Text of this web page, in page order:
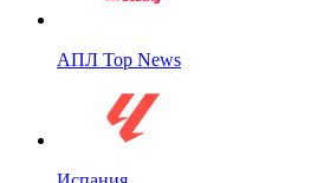
АПЛ Top News